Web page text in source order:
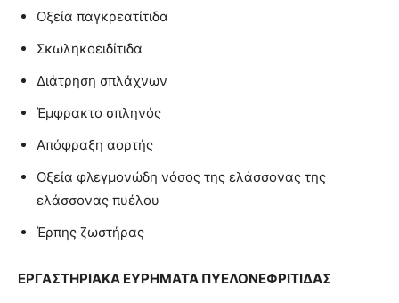
Οξεία παγκρεατίτιδα
Σκωληκοειδίτιδα
Διάτρηση σπλάχνων
Έμφρακτο σπληνός
Απόφραξη αορτής
Οξεία φλεγμονώδη νόσος της ελάσσονας της
ελάσσονας πυέλου
Έρπης ζωστήρας
ΕΡΓΑΣΤΗΡΙΑΚΑ ΕΥΡΗΜΑΤΑ ΠΥΕΛΟΝΕΦΡΙΤΙΔΑΣ